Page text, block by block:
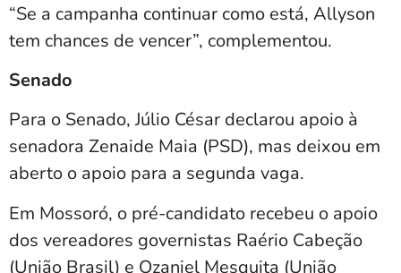
“Se a campanha continuar como está, Allyson
tem chances de vencer”, complementou.
Senado
Para o Senado, Júlio César declarou apoio à
senadora Zenaide Maia (PSD), mas deixou em
aberto o apoio para a segunda vaga.
Em Mossoró, o pré-candidato recebeu o apoio
dos vereadores governistas Raério Cabeção
(União Brasil) e Ozaniel Mesquita (União